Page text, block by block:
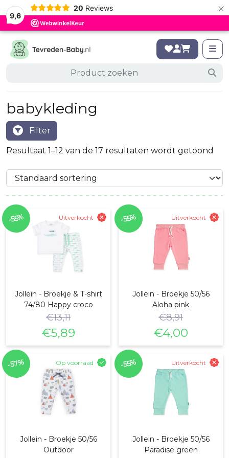
9,6
20 Reviews ×
babykleding
Filter
Resultaat 1–12 van de 17 resultaten wordt getoond
Uitverkocht
-55%
Jollein - Broekje & T-shirt
74/80 Happy croco
€13,11
Oorspronkelijke
prijs
was:
€5,89
Huidige
prijs
is:
€5,89.
Uitverkocht
-55%
Jollein - Broekje 50/56
Aloha pink
€8,91
Oorspronkelijke
prijs
was:
€8,91.
€4,00
Huidige
prijs
is:
€4,00.
Op voorraad
-57%
Jollein - Broekje 50/56
Outdoor
Uitverkocht
-55%
Jollein - Broekje 50/56
Paradise green